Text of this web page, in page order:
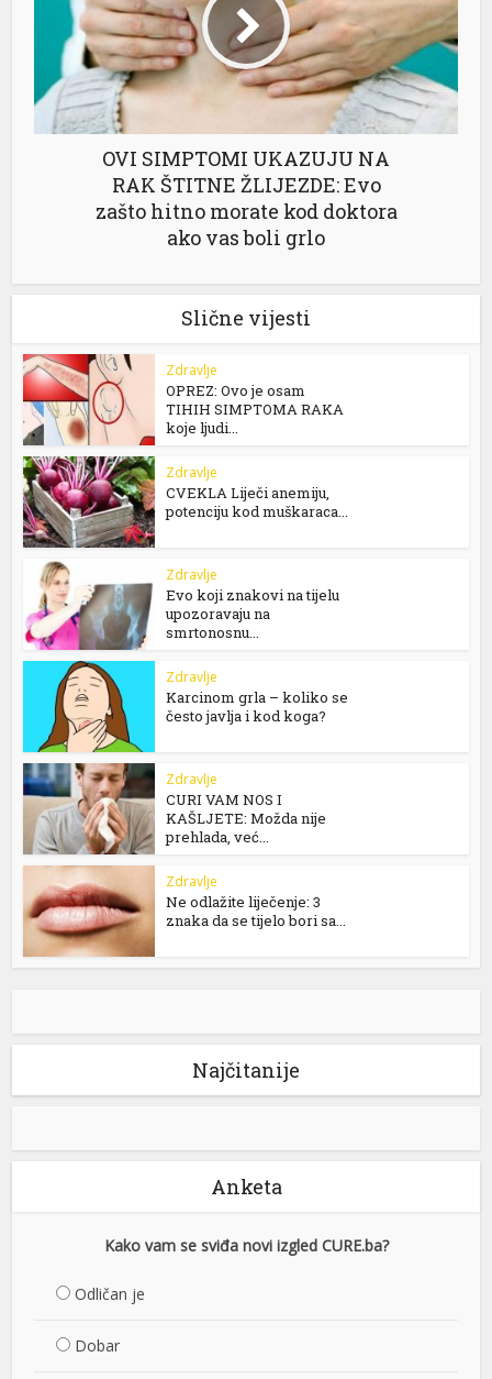
OVI SIMPTOMI UKAZUJU NA
RAK ŠTITNE ŽLIJEZDE: Evo
zašto hitno morate kod doktora
ako vas boli grlo
Slične vijesti
Zdravlje
OPREZ: Ovo je osam
TIHIH SIMPTOMA RAKA
koje ljudi...
Zdravlje
CVEKLA Liječi anemiju,
potenciju kod muškaraca...
Zdravlje
Evo koji znakovi na tijelu
upozoravaju na
smrtonosnu...
Zdravlje
Karcinom grla – koliko se
često javlja i kod koga?
Zdravlje
CURI VAM NOS I
KAŠLJETE: Možda nije
prehlada, već...
Zdravlje
Ne odlažite liječenje: 3
znaka da se tijelo bori sa...
Najčitanije
Anketa
Kako vam se sviđa novi izgled CURE.ba?
Odličan je
Dobar